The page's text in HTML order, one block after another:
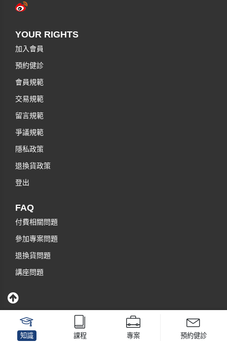
YOUR RIGHTS
加入會員
預約健診
會員規範
交易規範
留言規範
爭議規範
隱私政策
退換貨政策
登出
FAQ
付費相關問題
參加專案問題
退換貨問題
講座問題
知識 課程 專案 預約健診